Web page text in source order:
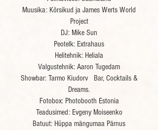
Muusika: Kõrsikud ja James Werts World
Project
DJ: Mike Sun
Peotelk: Extrahaus
Helitehnik: Heliala
Valgustehnik: Aaron Tugedam
Showbar: Tarmo Kiudorv
Bar, Cocktails &
Dreams.
Fotobox: Photobooth Estonia
Teadusimed: Evgeny Moiseenko
Batuut: Hüppa mängumaa Pärnus